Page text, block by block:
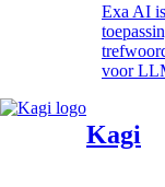
Exa AI
voor
Kagi